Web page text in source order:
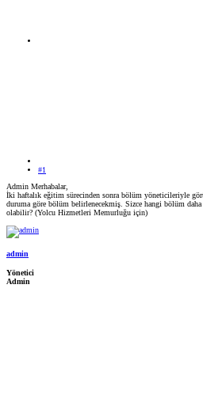
#1
Admin Merhabalar,
İki haftalık eğitim sürecinden sonra bölüm yöneticileriyle
duruma göre bölüm belirlenecekmiş. Sizce hangi bölüm daha
olabilir? (Yolcu Hizmetleri Memurluğu için)
admin
Yönetici
Admin